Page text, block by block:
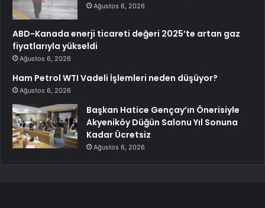
Ağustos 6, 2026
ABD-Kanada enerji ticareti değeri 2025’te artan gaz
fiyatlarıyla yükseldi
Ağustos 6, 2026
Ham Petrol WTI Vadeli İşlemleri neden düşüyor?
Ağustos 6, 2026
Başkan Hatice Gençay’ın Önerisiyle
Akyeniköy Düğün Salonu Yıl Sonuna
Kadar Ücretsiz
Ağustos 6, 2026